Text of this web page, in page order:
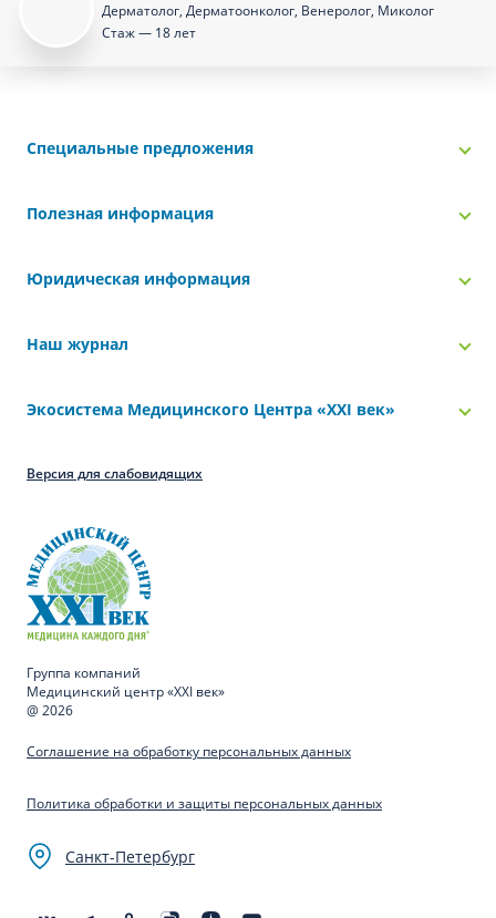
Дерматолог, Дерматоонколог, Венеролог, Миколог
Стаж — 18 лет
Специальные предложения
Полезная информация
Юридическая информация
Наш журнал
Экосистема Медицинского Центра «‎XXI век»
Версия для слабовидящих
Группа компаний
Медицинский центр «XXI век»
@ 2026
Соглашение на обработку персональных данных
Политика обработки и защиты персональных данных
Санкт-Петербург